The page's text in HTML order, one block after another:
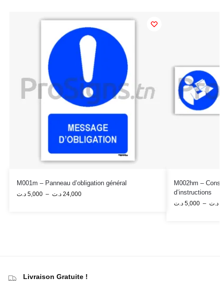
M001m – Panneau d’obligation général
5,000 د.ت – 24,000 د.ت
M002hm –
d’instructions
5,000 د.ت – د.ت
Livraison Gratuite !